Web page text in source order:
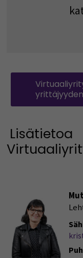
Lisätietoa